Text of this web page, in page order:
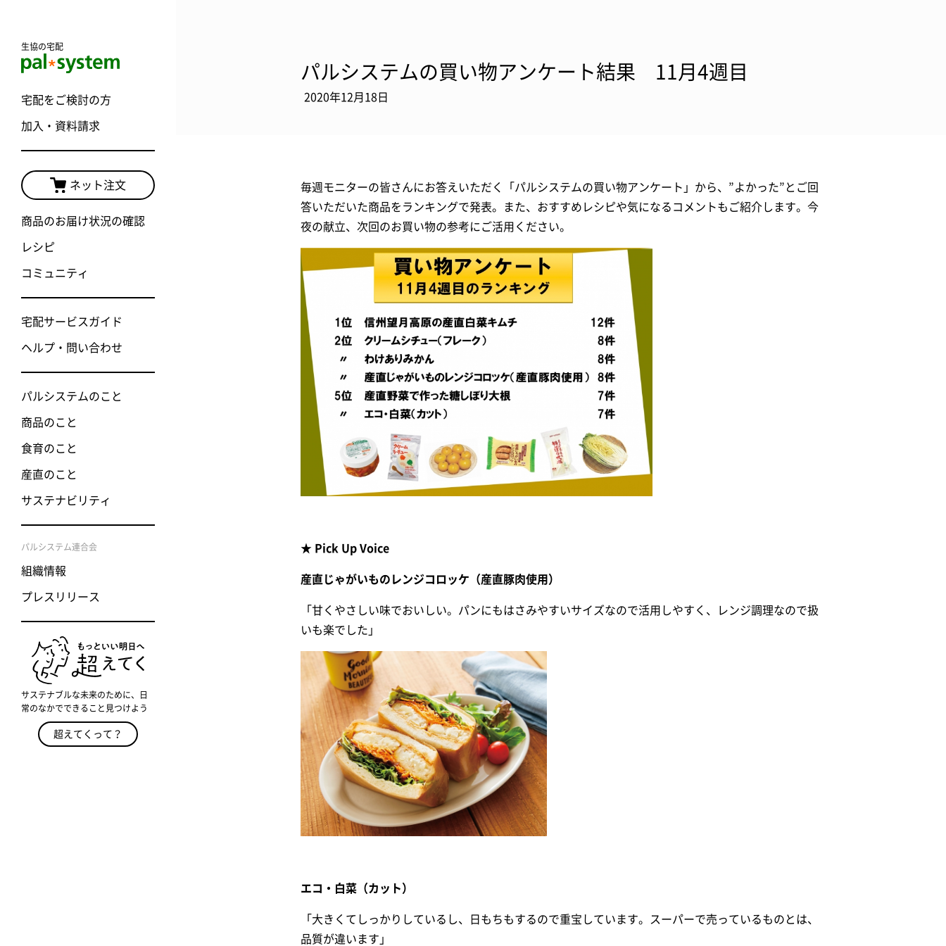
生協の宅配
宅配をご検討の方
加入・資料請求
ネット注文
商品のお届け状況の確認
レシピ
コミュニティ
宅配サービスガイド
ヘルプ・問い合わせ
パルシステムのこと
商品のこと
食育のこと
産直のこと
サステナビリティ
パルシステム連合会
組織情報
プレスリリース
サステナブルな未来のために、日
常のなかでできること見つけよう
超えてくって？
パルシステムの買い物アンケート結果 11月4週目
2020年12月18日
毎週モニターの皆さんにお答えいただく「パルシステムの買い物アンケート」から、”よかった”とご回
答いただいた商品をランキングで発表。また、おすすめレシピや気になるコメントもご紹介します。今
夜の献立、次回のお買い物の参考にご活用ください。
★ Pick Up Voice
産直じゃがいものレンジコロッケ（産直豚肉使用）
「甘くやさしい味でおいしい。パンにもはさみやすいサイズなので活用しやすく、レンジ調理なので扱
いも楽でした」
エコ・白菜（カット）
「大きくてしっかりしているし、日もちもするので重宝しています。スーパーで売っているものとは、
品質が違います」